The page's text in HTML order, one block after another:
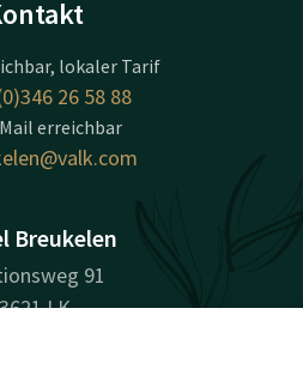
lokaler Tarif
26 58 88
erreichbar
Breukelen
91
3621 LK